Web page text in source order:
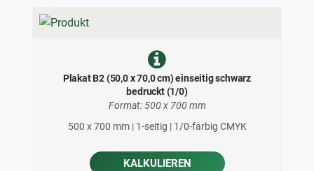
Plakat B2 (50,0 x 70,0 cm) einseitig schwarz
bedruckt (1/0)
Format: 500 x 700 mm
500 x 700 mm | 1-seitig | 1/0-farbig CMYK
KALKULIEREN